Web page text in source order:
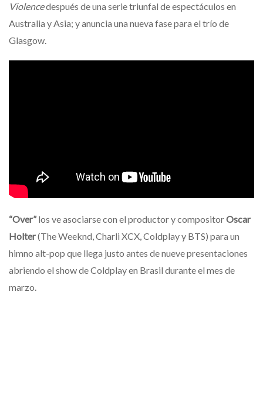
Violencedespués de una serie triunfal de espectáculos en
Australia y Asia; y anuncia una nueva fase para el trío de
Glasgow.
“Over” los ve asociarse con el productor y compositorOscar
Holter(The Weeknd, Charli XCX, Coldplay y BTS) para un
himno alt-pop que llega justo antes de nueve presentaciones
abriendo el show de Coldplay en Brasil durante el mes de
marzo.